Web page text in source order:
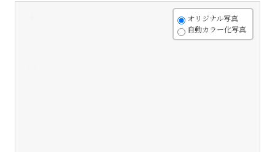
オリジナル写真
自動カラー化写真